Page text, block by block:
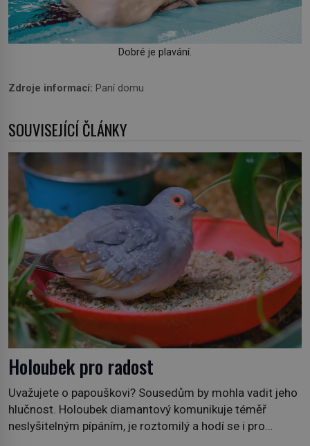
Dobré je plavání.
Zdroje informací: Paní domu
SOUVISEJÍCÍ ČLÁNKY
Holoubek pro radost
Uvažujete o papouškovi? Sousedům by mohla vadit jeho
hlučnost. Holoubek diamantový komunikuje téměř
neslyšitelným pípáním, je roztomilý a hodí se i pro